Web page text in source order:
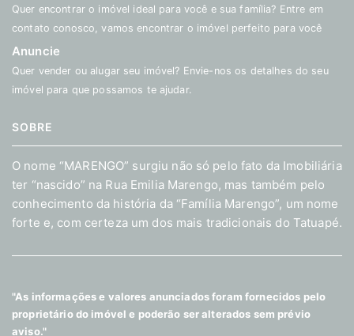
Quer encontrar o imóvel ideal para você e sua família? Entre em
contato conosco, vamos encontrar o imóvel perfeito para você
Anuncie
Quer vender ou alugar seu imóvel? Envie-nos os detalhes do seu
imóvel para que possamos te ajudar.
SOBRE
O nome “MARENGO” surgiu não só pelo fato da Imobiliária
ter “nascido” na Rua Emilia Marengo, mas também pelo
conhecimento da história da “Família Marengo”, um nome
forte e, com certeza um dos mais tradicionais do Tatuapé.
"As informações e valores anunciados foram fornecidos pelo
proprietário do imóvel e poderão ser alterados sem prévio
aviso."